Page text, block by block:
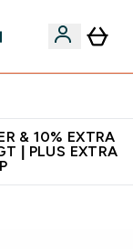
& 10% EXTRA
| PLUS EXTRA